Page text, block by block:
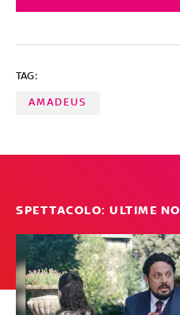
Hulce, entrambi candidati
TAG:
AMADEUS
SPETTACOLO: ULTIME